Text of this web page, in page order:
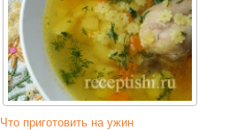
Что приготовить на ужин